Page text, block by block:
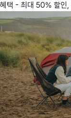
혜택 - 최대 50% 할인,